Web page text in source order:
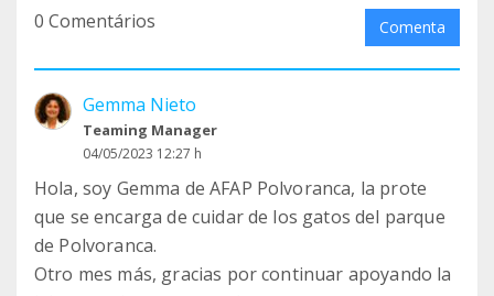
SUGAR Y RAMÓN (estamos ahorrando para sus
que bajan de las fincas | • RESTAURADO las
casetas de la colonia de los Arcos | •
DONADO varias casetas para que otros gatetes
no pasen frío.
Si puedes ayudarnos y DONAR MÁS DE 1 EURO,
NO TE LO PIENSES, HAZLES UN BIZUM a los
0 Comentários Comenta
Gemma Nieto
Teaming Manager
04/05/2023 12:27 h
Hola, soy Gemma de AFAP Polvoranca, la prote
que se encarga de cuidar de los gatos del parque
de Polvoranca.
Otro mes más, gracias por continuar apoyando la